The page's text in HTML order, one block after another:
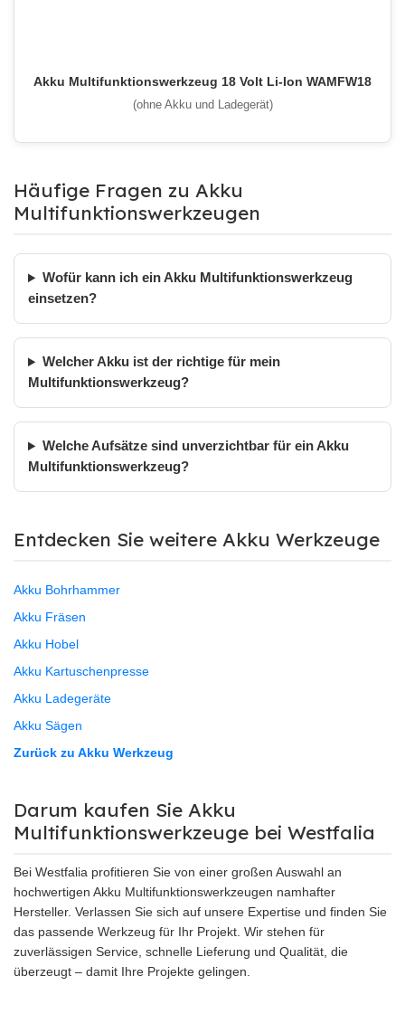
Akku Multifunktionswerkzeug 18 Volt Li-Ion WAMFW18
(ohne Akku und Ladegerät)
Häufige Fragen zu Akku
Multifunktionswerkzeugen
Wofür kann ich ein Akku Multifunktionswerkzeug
einsetzen?
Welcher Akku ist der richtige für mein
Multifunktionswerkzeug?
Welche Aufsätze sind unverzichtbar für ein Akku
Multifunktionswerkzeug?
Entdecken Sie weitere Akku Werkzeuge
Akku Bohrhammer
Akku Fräsen
Akku Hobel
Akku Kartuschenpresse
Akku Ladegeräte
Akku Sägen
Zurück zu Akku Werkzeug
Darum kaufen Sie Akku
Multifunktionswerkzeuge bei Westfalia
Bei Westfalia profitieren Sie von einer großen Auswahl an
hochwertigen Akku Multifunktionswerkzeugen namhafter
Hersteller. Verlassen Sie sich auf unsere Expertise und finden Sie
das passende Werkzeug für Ihr Projekt. Wir stehen für
zuverlässigen Service, schnelle Lieferung und Qualität, die
überzeugt – damit Ihre Projekte gelingen.